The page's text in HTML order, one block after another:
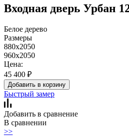
Входная дверь Урбан
Белое дерево
Размеры
880x2050
960x2050
Цена:
45 400 ₽
Добавить в корзину
Быстрый замер
Добавить в сравнение
В сравнении
>>